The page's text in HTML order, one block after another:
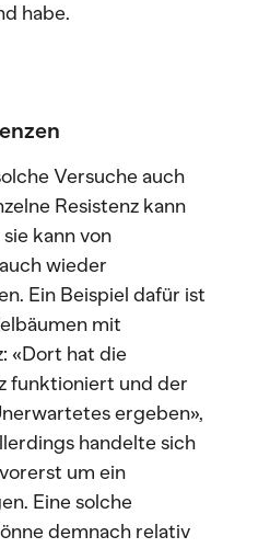
habe.
Versuche auch
Resistenz kann
kann von
wieder
Ein Beispiel dafür ist
mit
«Dort hat die
funktioniert und der
ergeben»,
handelte sich
um ein
Eine solche
demnach relativ